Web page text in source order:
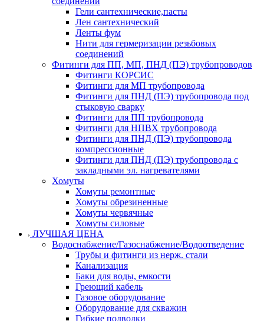
Гели сантехнические,пасты
Лен сантехнический
Ленты фум
Нити для гермеризации резьбовых
соединений
Фитинги для ПП, МП, ПНД (ПЭ) трубопроводов
Фитинги КОРСИС
Фитинги для МП трубопровода
Фитинги для ПНД (ПЭ) трубопровода под
стыковую сварку
Фитинги для ПП трубопровода
Фитинги для НПВХ трубопровода
Фитинги для ПНД (ПЭ) трубопровода
компрессионные
Фитинги для ПНД (ПЭ) трубопровода с
закладными эл. нагревателями
Хомуты
Хомуты ремонтные
Хомуты обрезиненные
Хомуты червячные
Хомуты силовые
ЛУЧШАЯ ЦЕНА
Водоснабжение/Газоснабжение/Водоотведение
Трубы и фитинги из нерж. стали
Канализация
Баки для воды, емкости
Греющий кабель
Газовое оборудование
Оборудование для скважин
Гибкие подводки